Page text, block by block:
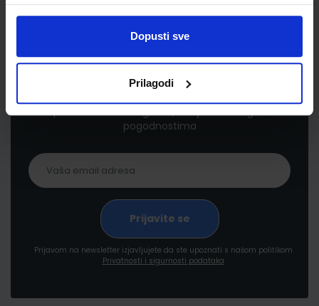
Dopusti sve
Prilagodi
Newsletter prijava
proizvodima i uslugama, akcijama i drugim
pogodnostima
Prijavom na newsletter izjavljujete da ste upoznati s našom politikom
Privatnosti i sigurnosti podataka